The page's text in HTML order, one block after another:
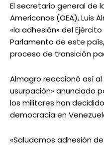
El secretario general de
Americanos (OEA), Luis
«la adhesión» del
Parlamento de este
proceso de transición
Almagro reaccionó así
usurpación» anunciado
los militares han
democracia en
«Saludamos adhesión